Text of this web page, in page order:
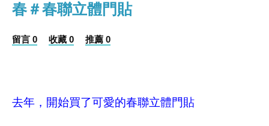
春＃春聯立體門貼
留言 0 收藏 0 推薦 0
去年，開始買了可愛的春聯立體門貼